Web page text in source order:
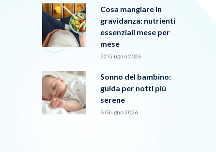
Cosa mangiare in
gravidanza: nutrienti
essenziali mese per
mese
22 Giugno 2026
Sonno del bambino:
guida per notti più
serene
8 Giugno 2026